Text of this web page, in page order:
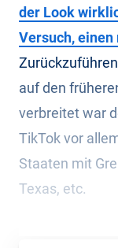
der Look
Versuch, einen
auf den
verbreitet war
TikTok vor
Staaten mit
Texas, etc.